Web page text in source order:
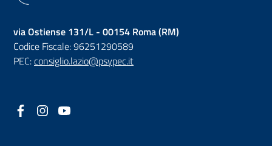
via Ostiense 131/L - 00154 Roma (RM)
Codice Fiscale: 96251290589
PEC:consiglio.lazio@psypec.it
Facebook
(nuova scheda - new tab)
Instagram
(nuova scheda - new tab)